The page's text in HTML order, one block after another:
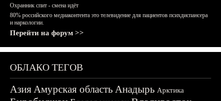
Охранник спит - смена идёт
80% российского медиаконтента это телевидение для пациентов психдиспансера
и наркологии.
Перейти на форум >>
ОБЛАКО ТЕГОВ
АзияАмурская область Анадырь Арктика